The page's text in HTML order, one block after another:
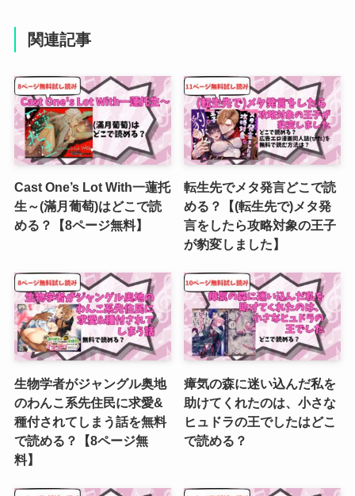
関連記事
Cast One’s Lot With一蓮托
生～(滿月葡萄)はどこで読
める？【8ページ無料】
転生先でメタ発言どこで読
める？【(転生先で)メタ発
言をしたら攻略対象の王子
が豹変しました】
生物学者がジャングル奥地
のわんこ系先住民に求愛&
種付されてしまう話を無料
で読める？【8ページ無
料】
瘴気の森に迷い込んだ私を
助けてくれたのは、小さな
ヒュドラの王でしたはどこ
で読める？